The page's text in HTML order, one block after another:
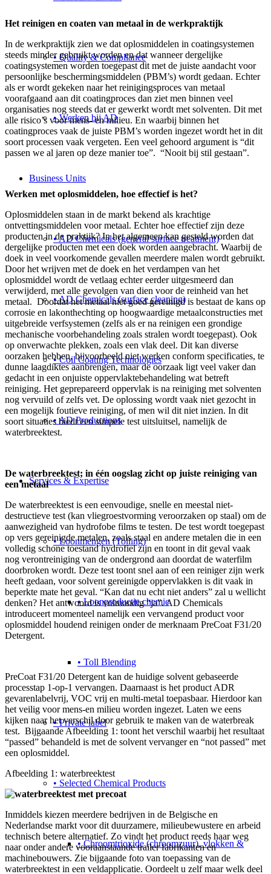
• Quality & Compliance
• Werken bij AD
Business Units
• AD Chemicals (general surface treatment)
• AD Chemicals (surface cleaning)
• Coil Coating Technologies
• AD Productions
Services & Expertise
• Loonmengen (Tolling)
• Loonproductie chemie
• Toll Blending
• Private label
• Selected Chemical Products
• Chroomtrioxide (chroomzuur), vlokken &
Het reinigen en coaten van metaal in de werkpraktijk
In de werkpraktijk zien we dat oplosmiddelen in coatingsystemen
steeds minder gebruikt worden en dat wanneer dergelijke
coatingsystemen worden toegepast dit met de juiste aandacht voor
persoonlijke beschermingsmiddelen (PBM’s) wordt gedaan. Echter
als er wordt gekeken naar het reinigingsproces van metaal
voorafgaand aan dit coatingproces dan ziet men binnen veel
organisaties nog steeds dat er gewerkt wordt met solventen. Dit met
alle risico’s voor mens- en milieu. En waarbij binnen het
coatingproces vaak de juiste PBM’s worden ingezet wordt het in dit
soort processen vaak vergeten. Een veel gehoord argument is “dit
passen we al jaren op deze manier toe”. “Nooit bij stil gestaan”.
Werken met oplosmiddelen, hoe effectief is het?
Oplosmiddelen staan in de markt bekend als krachtige
ontvettingsmiddelen voor metaal. Echter hoe effectief zijn deze
producten in de praktijk? In het algemeen kan gesteld worden dat
dergelijke producten met een doek worden aangebracht. Waarbij de
doek in veel voorkomende gevallen meerdere malen wordt gebruikt.
Door het wrijven met de doek en het verdampen van het
oplosmiddel wordt de vetlaag echter eerder uitgesmeerd dan
verwijderd, met alle gevolgen van dien voor de reinheid van het
metaal. Doordat het metaal niet goed gereinigd is bestaat de kans op
corrosie en lakonthechting op hoogwaardige metaalconstructies met
uitgebreide verfsystemen (zelfs als er na reinigen een grondige
mechanische voorbehandeling zoals stralen wordt toegepast). Ook
op onverwachte plekken, zoals een vlak deel. Dit kan diverse
oorzaken hebben, bijvoorbeeld niet werken conform specificaties, te
dunne laagdiktes aanbrengen, maar de oorzaak ligt veel vaker dan
gedacht in een onjuiste oppervlaktebehandeling wat betreft
reiniging. Het geprepareerd oppervlak is na reiniging met solventen
nog vervuild of zelfs vet. De oplossing wordt vaak niet gezocht in
een mogelijk foutieve reiniging, of men wil dit niet inzien. In dit
soort situaties biedt een simpele test uitsluitsel, namelijk de
waterbreektest.
De waterbreektest; in één oogslag zicht op juiste reiniging van
een metaal
De waterbreektest is een eenvoudige, snelle en meestal niet-
destructieve test (kan vliegroestvorming veroorzaken op staal) om de
aanwezigheid van hydrofobe films te testen. De test wordt toegepast
op vers gereinigde metalen, zoals staal en andere metalen die in een
volledig schone toestand hydrofiel zijn en toont in dit geval vaak
nog verontreiniging van de ondergrond aan doordat de waterfilm
doorbroken wordt. Deze test toont snel aan of een reiniger zijn werk
heeft gedaan, voor solvent gereinigde oppervlakken is dit vaak in
beperkte mate het geval. “Kan dat nu echt niet anders” zal u wellicht
denken? Het antwoord is volmondig “ja”. AD Chemicals
introduceert momenteel namelijk een vervangend product voor
oplosmiddel houdend reinigen onder de merknaam PreCoat F31/20
Detergent.
PreCoat F31/20 Detergent kan de huidige solvent gebaseerde
processtap 1-op-1 vervangen. Daarnaast is het product ADR
gevarenlabelvrij, VOC vrij en multi-metal toepasbaar. Hierdoor kan
het veilig voor mens-en milieu worden ingezet. Laten we eens
kijken naar het verschil door gebruik te maken van de waterbreak
test. Bijgaande Afbeelding 1: toont het verschil waarbij het resultaat
“passed” behandeld is met de solvent vervanger en “not passed” met
een oplosmiddel.
Afbeelding 1: waterbreektest
Inmiddels kiezen meerdere bedrijven in de Belgische en
Nederlandse markt voor dit duurzamere, milieubewustere en arbeid
technisch betere alternatief. Zo vindt het product reeds haar weg
naar onder andere vooraanstaande trailer fabrikanten en
machinebouwers. Zie bijgaande foto van toepassing van de
waterbreektest in een veldapplicatie. Oordeelt u zelf maar welk deel